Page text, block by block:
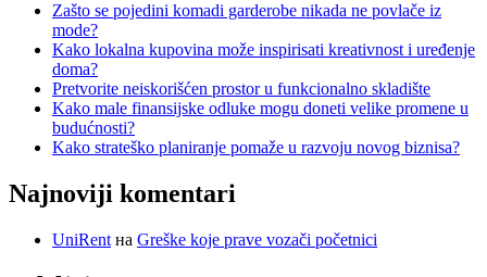
Zašto se pojedini komadi garderobe nikada ne povlače iz
mode?
Kako lokalna kupovina može inspirisati kreativnost i uređenje
doma?
Pretvorite neiskorišćen prostor u funkcionalno skladište
Kako male finansijske odluke mogu doneti velike promene u
budućnosti?
Kako strateško planiranje pomaže u razvoju novog biznisa?
Najnoviji komentari
UniRent на Greške koje prave vozači početnici